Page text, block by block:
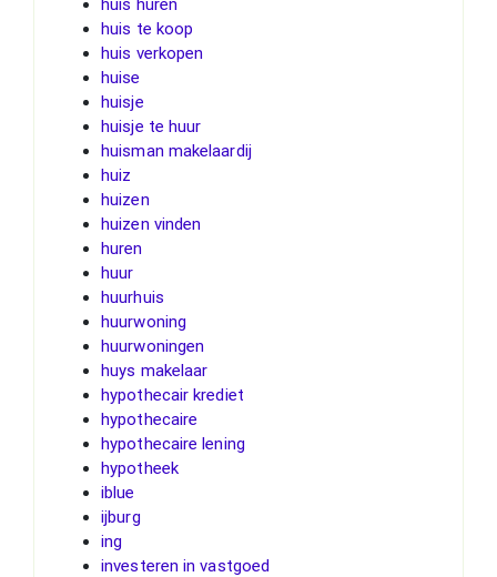
huis te koop
huis verkopen
huise
huisje
huisje te huur
huisman makelaardij
huiz
huizen
huizen vinden
huren
huur
huurhuis
huurwoning
huurwoningen
huys makelaar
hypothecair krediet
hypothecaire
hypothecaire lening
hypotheek
iblue
ijburg
ing
investeren in vastgoed